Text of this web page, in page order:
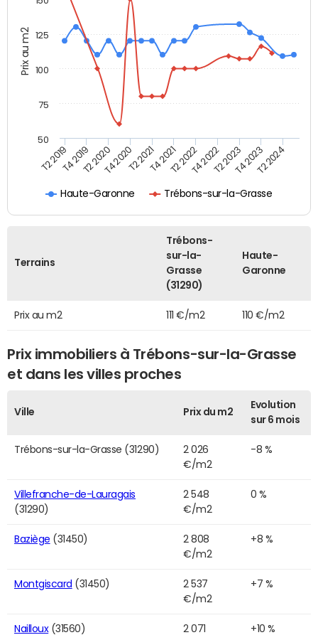
Prix au m2
Haute-Garonne Trébons-sur-la-Grasse
T2 2019T4 2019T2 2020T4 2020T2 2021T4 2021T2 2022T4 2022T2 2023T4 2023T2 2024
50
75
100
125
Terrains
Trébons-
sur-la-
Grasse
(31290)
Haute-
Garonne
Prix au m2 111 €/m2 110 €/m2
Prix immobiliers à Trébons-sur-la-Grasse
et dans les villes proches
Ville Prix du m2
Evolution
sur 6 mois
Trébons-sur-la-Grasse (31290)
2 026
€/m2
-8 %
Villefranche-de-Lauragais
(31290)
2 548
€/m2
0 %
Baziège (31450)
2 808
€/m2
+8 %
Montgiscard (31450)
2 537
€/m2
+7 %
Nailloux(31560)
2 071
+10 %